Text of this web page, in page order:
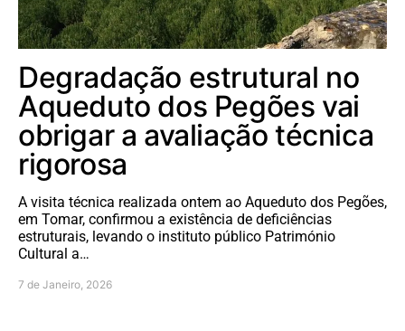
Degradação estrutural no
Aqueduto dos Pegões vai
obrigar a avaliação técnica
rigorosa
A visita técnica realizada ontem ao Aqueduto dos Pegões,
em Tomar, confirmou a existência de deficiências
estruturais, levando o instituto público Património
Cultural a…
7 de Janeiro, 2026